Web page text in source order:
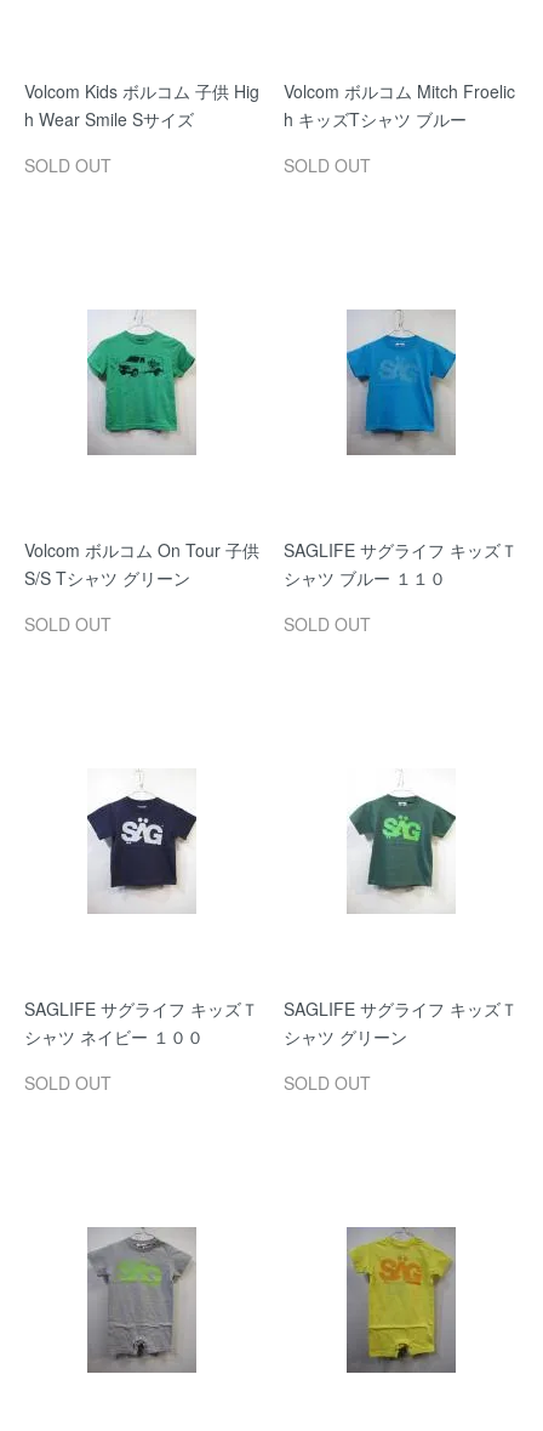
Volcom Kids ボルコム 子供 Hig
h Wear Smile Sサイズ
SOLD OUT
Volcom ボルコム Mitch Froelic
h キッズTシャツ ブルー
SOLD OUT
Volcom ボルコム On Tour 子供
S/S Tシャツ グリーン
SOLD OUT
SAGLIFE サグライフ キッズＴ
シャツ ブルー １１０
SOLD OUT
SAGLIFE サグライフ キッズＴ
シャツ ネイビー １００
SOLD OUT
SAGLIFE サグライフ キッズＴ
シャツ グリーン
SOLD OUT